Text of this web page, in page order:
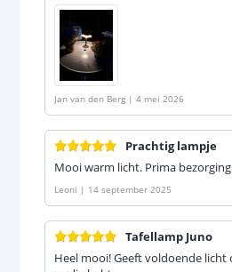
Jan van den Berg | 4 mei 2026
Prachtig lampje
Mooi warm licht. Prima
Leoni | 14 september 2025
Tafellamp Juno
Heel mooi! Geeft voldoende licht